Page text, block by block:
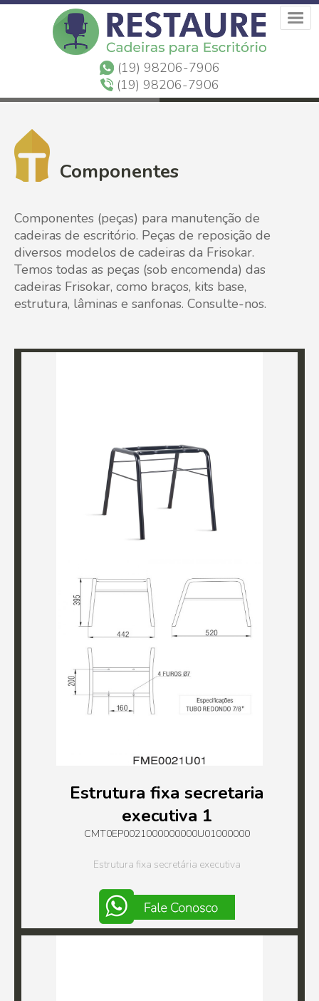
(19) 98206-7906
(19) 98206-7906
Componentes
Componentes (peças) para manutenção de
cadeiras de escritório. Peças de reposição de
diversos modelos de cadeiras da Frisokar.
Temos todas as peças (sob encomenda) das
cadeiras Frisokar, como braços, kits base,
estrutura, lâminas e sanfonas. Consulte-nos.
Estrutura fixa secretaria
executiva 1
CMT0EP0021000000000U01000000
Estrutura fixa secretária executiva